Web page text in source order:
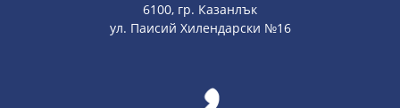
6100, гр. Казанлък
ул. Паисий Хилендарски №16